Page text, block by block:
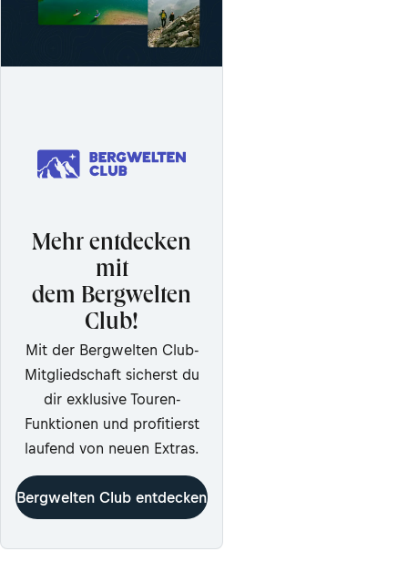
Mehr entdecken
mit
dem Bergwelten
Club!
Mit der Bergwelten Club-
Mitgliedschaft sicherst du
dir exklusive Touren-
Funktionen und profitierst
laufend von neuen Extras.
Bergwelten Club entdecken